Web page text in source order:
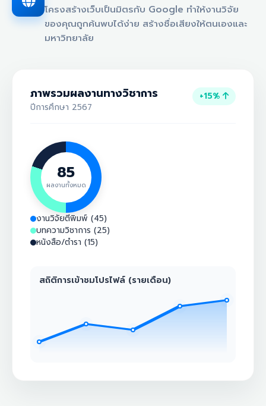
โครงสร้างเว็บเป็นมิตรกับ Google ทำให้งานวิจัย
ของคุณถูกค้นพบได้ง่าย สร้างชื่อเสียงให้ตนเองและ
มหาวิทยาลัย
ภาพรวมผลงานทางวิชาการ
ปีการศึกษา 2567
+15%
85
ผลงานทั้งหมด
งานวิจัยตีพิมพ์ (45)
บทความวิชาการ (25)
หนังสือ/ตำรา (15)
สถิติการเข้าชมโปรไฟล์ (รายเดือน)